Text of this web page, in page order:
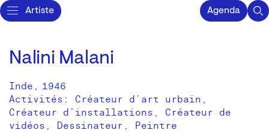
Artiste Agenda
Nalini Malani
Inde , 1946
Activités: Créateur d’art urbain
Créateur d’installations
Créateur de
vidéos
Dessinateur Peintre